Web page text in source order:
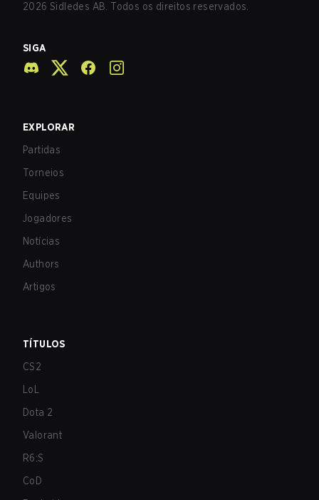
2026 Sidledes AB. Todos os direitos reservados.
SIGA
EXPLORAR
Partidas
Torneios
Equipes
Jogadores
Notícias
Authors
Artigos
TÍTULOS
CS2
LoL
Dota 2
Valorant
R6:S
CoD